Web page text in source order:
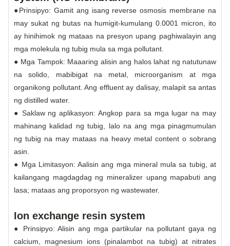
●Prinsipyo: Gamit ang isang reverse osmosis membrane na
may sukat ng butas na humigit-kumulang 0.0001 micron, ito
ay hinihimok ng mataas na presyon upang paghiwalayin ang
mga molekula ng tubig mula sa mga pollutant.
● Mga Tampok: Maaaring alisin ang halos lahat ng natutunaw
na solido, mabibigat na metal, microorganism at mga
organikong pollutant. Ang effluent ay dalisay, malapit sa antas
ng distilled water.
● Saklaw ng aplikasyon: Angkop para sa mga lugar na may
mahinang kalidad ng tubig, lalo na ang mga pinagmumulan
ng tubig na may mataas na heavy metal content o sobrang
asin.
● Mga Limitasyon: Aalisin ang mga mineral mula sa tubig, at
kailangang magdagdag ng mineralizer upang mapabuti ang
lasa; mataas ang proporsyon ng wastewater.
Ion exchange resin system
● Prinsipyo: Alisin ang mga partikular na pollutant gaya ng
calcium, magnesium ions (pinalambot na tubig) at nitrates